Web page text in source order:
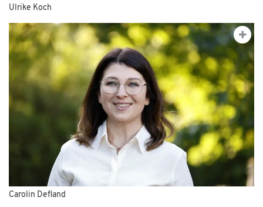
Ulrike Koch
Carolin Defland